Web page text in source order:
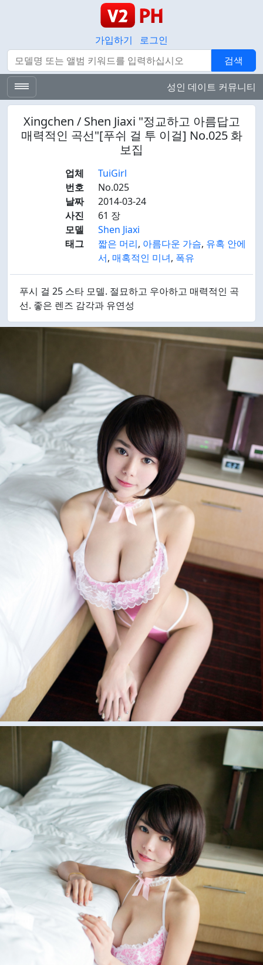
가입하기
로그인
검색
검색
성인 데이트 커뮤니티
Xingchen / Shen Jiaxi "정교하고 아름답고
매력적인 곡선"[푸쉬 걸 투 이걸] No.025 화
보집
업체
TuiGirl
번호
No.025
날짜
2014-03-24
사진
61 장
모델
Shen Jiaxi
태그
짧은 머리, 아름다운 가슴, 유혹 안에
서, 매혹적인 미녀, 폭유
푸시 걸 25 스타 모델. 절묘하고 우아하고 매력적인 곡
선. 좋은 렌즈 감각과 유연성